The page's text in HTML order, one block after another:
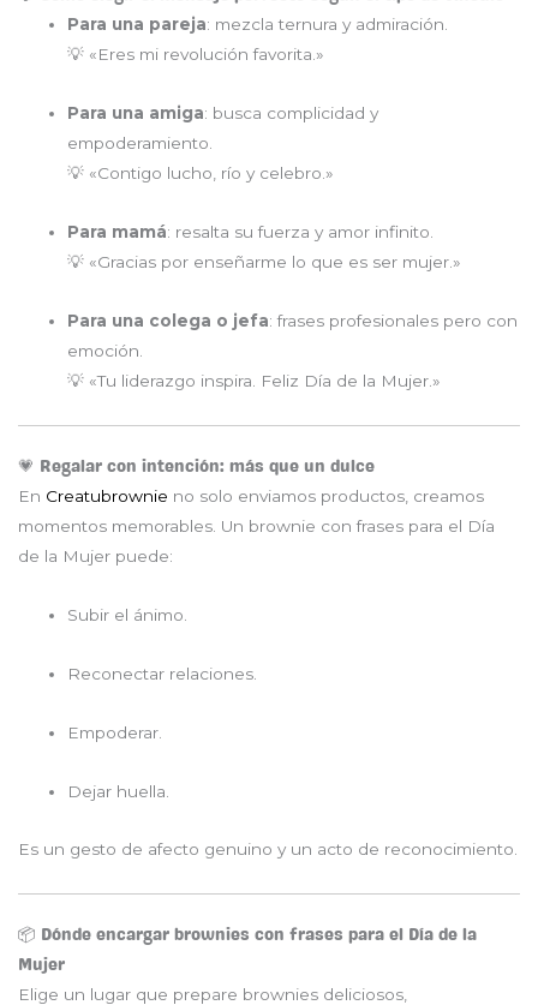
Para una pareja: mezcla ternura y admiración.
💡 «Eres mi revolución favorita.»
Para una amiga: busca complicidad y
empoderamiento.
💡 «Contigo lucho, río y celebro.»
Para mamá: resalta su fuerza y amor infinito.
💡 «Gracias por enseñarme lo que es ser mujer.»
Para una colega o jefa: frases profesionales pero con
emoción.
💡 «Tu liderazgo inspira. Feliz Día de la Mujer.»
💗 Regalar con intención: más que un dulce
En Creatubrownie no solo enviamos productos, creamos
momentos memorables. Un brownie con frases para el Día
de la Mujer puede:
Subir el ánimo.
Reconectar relaciones.
Empoderar.
Dejar huella.
Es un gesto de afecto genuino y un acto de reconocimiento.
📦 Dónde encargar brownies con frases para el Día de la
Mujer
Elige un lugar que prepare brownies deliciosos,